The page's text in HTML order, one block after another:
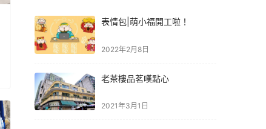
表情包|萌小福開工啦！
2022年2月8日
老茶樓品茗嘆點心
2021年3月1日